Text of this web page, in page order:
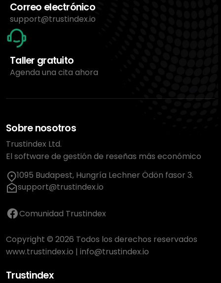
Correo electrónico
support@trustindex.io
Taller gratuito
Agenda una cita ahora
Sobre nosotros
Trustindex Ltd.
El software de gestión de reseñas más económico
1095 Budapest, Hungría Lechner Ödön fasor 3.
support@trustindex.io
Comunidad Trustindex
Copyright © 2026 Todos los derechos reservados
www.trustindex.io | info@trustindex.io
Trustindex